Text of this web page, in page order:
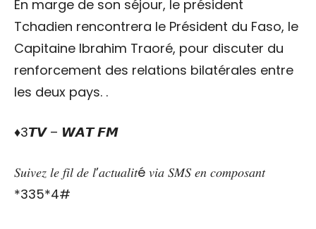
‎En marge de son séjour, le président
Tchadien rencontrera le Président du Faso, le
Capitaine Ibrahim Traoré, pour discuter du
renforcement des relations bilatérales entre
les deux pays. .
‎‎♦️3𝙏𝙑 – 𝙒𝘼𝙏 𝙁𝙈
𝑆𝑢𝑖𝑣𝑒𝑧 𝑙𝑒 𝑓𝑖𝑙 𝑑𝑒 𝑙’𝑎𝑐𝑡𝑢𝑎𝑙𝑖𝑡é 𝑣𝑖𝑎 𝑆𝑀𝑆 𝑒𝑛 𝑐𝑜𝑚𝑝𝑜𝑠𝑎𝑛𝑡
*335*4#